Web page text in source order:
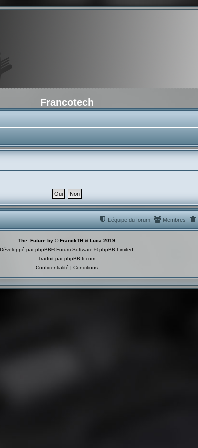
Francotech
Membres
L’équipe du forum
The_Future by © FranckTH & Luca 2019
Développé parphpBB® Forum Software © phpBB Limited
Traduit parphpBB-fr.com
Confidentialité
Conditions